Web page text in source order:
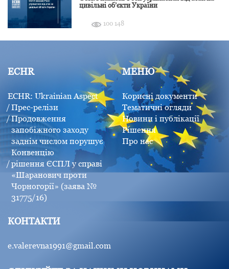
цивільні об’єкти України
100 148
ECHR
ECHR: Ukrainian Aspect
Прес-релізи
Продовження
запобіжного заходу
заднім числом порушує
Конвенцію
рішення ЄСПЛ у справі
«Шаранович проти
Чорногорії» (заява №
31775/16)
МЕНЮ
Корисні документи
Тематичні огляди
Новини і публікації
Рішення
Про нас
КОНТАКТИ
e.valerevna1991@gmail.com